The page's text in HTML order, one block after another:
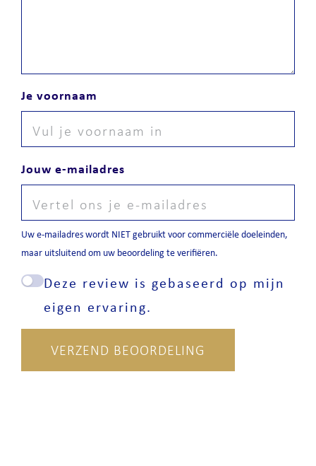
Je voornaam
Jouw e-mailadres
Uw e-mailadres wordt NIET gebruikt voor commerciële doeleinden,
maar uitsluitend om uw beoordeling te verifiëren.
Deze review is gebaseerd op mijn
eigen ervaring.
VERZEND BEOORDELING